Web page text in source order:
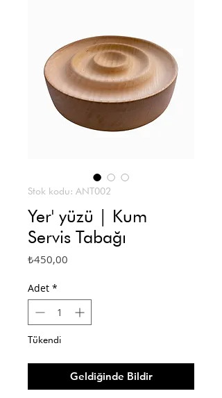
Stok kodu: ANT002
Yer' yüzü | Kum
Servis Tabağı
₺450,00
Adet *
Tükendi
Geldiğinde Bildir